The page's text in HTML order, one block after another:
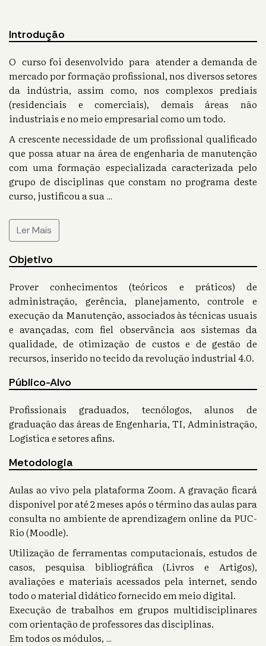
Introdução
O curso foi desenvolvido para atender a demanda de
mercado por formação profissional, nos diversos setores
da indústria, assim como, nos complexos prediais
(residenciais e comerciais), demais áreas não
industriais e no meio empresarial como um todo.
A crescente necessidade de um profissional qualificado
que possa atuar na área de engenharia de manutenção
com uma formação especializada caracterizada pelo
grupo de disciplinas que constam no programa deste
curso, justificou a sua...
Ler Mais
Objetivo
Prover conhecimentos (teóricos e práticos) de
administração, gerência, planejamento, controle e
execução da Manutenção, associados às técnicas usuais
e avançadas, com fiel observância aos sistemas da
qualidade, de otimização de custos e de gestão de
recursos, inserido no tecido da revolução industrial 4.0.
Público-Alvo
Profissionais graduados, tecnólogos, alunos de
graduação das áreas de Engenharia, TI, Administração,
Logística e setores afins.
Metodologia
Aulas ao vivo pela plataforma Zoom. A gravação ficará
disponível por até 2 meses após o término das aulas para
consulta no ambiente de aprendizagem online da PUC-
Rio (Moodle).
Utilização de ferramentas computacionais, estudos de
casos, pesquisa bibliográfica (Livros e Artigos),
avaliações e materiais acessados pela internet, sendo
todo o material didático fornecido em meio digital.
Execução de trabalhos em grupos multidisciplinares
com orientação de professores das disciplinas.
Em todos os módulos, ...